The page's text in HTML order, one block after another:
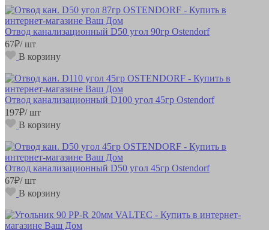
Отвод канализационный D50 угол 90гр Ostendorf
67₽/ шт
В корзину
Отвод канализационный D100 угол 45гр Ostendorf
197₽/ шт
В корзину
Отвод канализационный D50 угол 45гр Ostendorf
67₽/ шт
В корзину